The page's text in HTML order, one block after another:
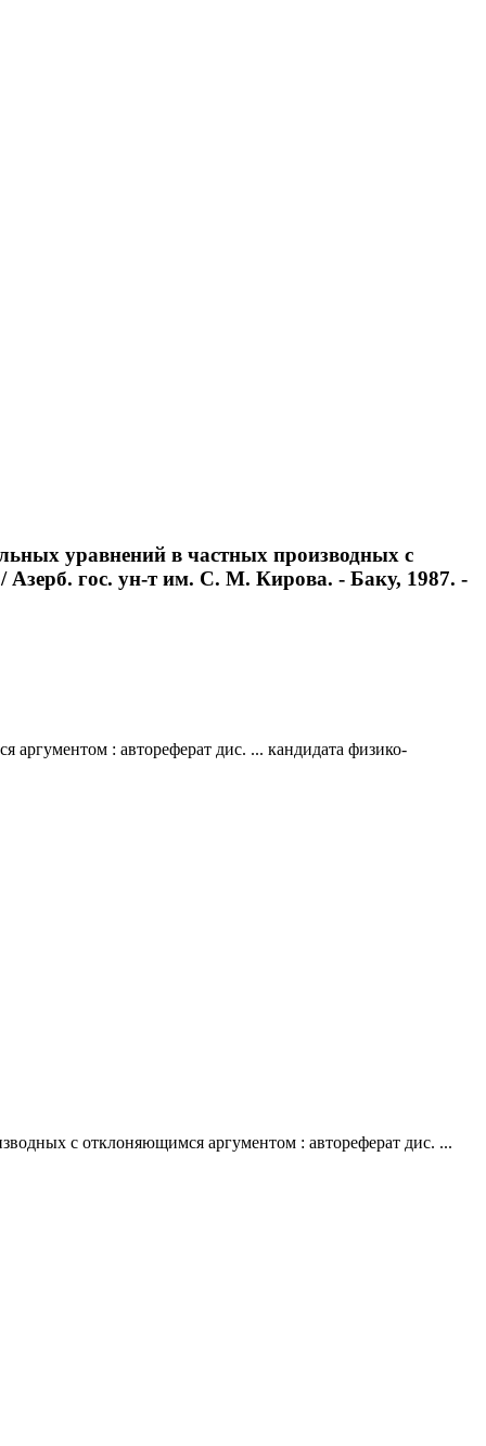
уравнений в частных производных с
Азерб. гос. ун-т им. С. М. Кирова. - Баку, 1987. -
: автореферат дис. ... кандидата физико-
с отклоняющимся аргументом : автореферат дис. ...